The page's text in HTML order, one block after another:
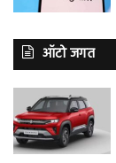
ऑटो जगत